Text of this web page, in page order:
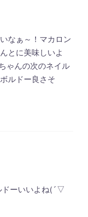
なぁ～！マカロン
とに美味しいよ
ゃんの次のネイル
ルドー良さそ
ドーいいよね(´▽